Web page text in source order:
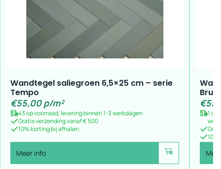
Wandtegel saliegroen 6,5×25 cm – serie
Tempo
€55,00p/m²
43 op voorraad, levering binnen 1-3 werkdagen
Gratis verzending vanaf € 500
10% korting bij afhalen
Meer info Voeg toe
€
1 op